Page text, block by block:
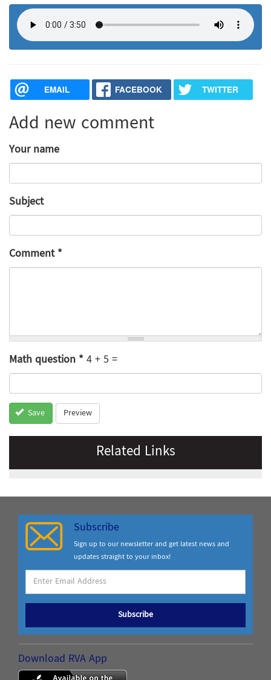
EMAIL FACEBOOK TWITTER
Add new comment
Your name
Subject
Comment*
Math question*4 + 5 =
Save Preview
Related Links
Subscribe
Sign up to our newsletter and get latest news and
updates straight to your inbox!
Subscribe
Download RVA App